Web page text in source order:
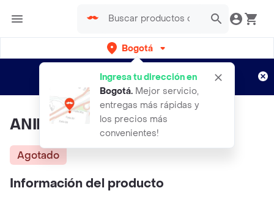
Bogotá
Ingresa tu dirección en
Bogotá. Mejor servicio,
entregas más rápidas y
los precios más
convenientes!
envíos gratis por semanas
Aplican TyC
ANIMALES DE FABULA
Agotado
Información del producto